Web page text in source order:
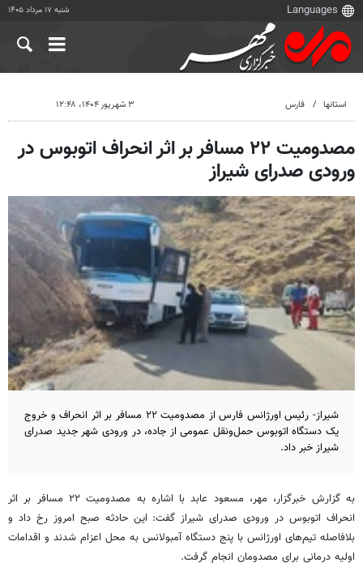
شنبه ۱۷ مرداد ۱۴۰۵
استانها فارس ۳ شهریور ۱۴۰۴، ۱۲:۴۸
مصدومیت ۲۲ مسافر بر اثر انحراف اتوبوس در
ورودی صدرای شیراز
شیراز- رئیس اورژانس فارس از مصدومیت ۲۲ مسافر بر اثر انحراف و خروج
یک دستگاه اتوبوس حمل‌ونقل عمومی از جاده، در ورودی شهر جدید صدرای
شیراز خبر داد.
به گزارش خبرگزار، مهر، مسعود عابد با اشاره به مصدومیت ۲۲ مسافر بر اثر
انحراف اتوبوس در ورودی صدرای شیراز گفت: این حادثه صبح امروز رخ داد و
بلافاصله تیم‌های اورژانس با پنج دستگاه آمبولانس به محل اعزام شدند و اقدامات
اولیه درمانی برای مصدومان انجام گرفت.